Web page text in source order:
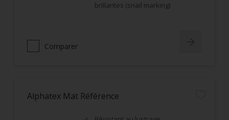
brillantes (snail marking)
Comparer
Alphatex Mat Référence